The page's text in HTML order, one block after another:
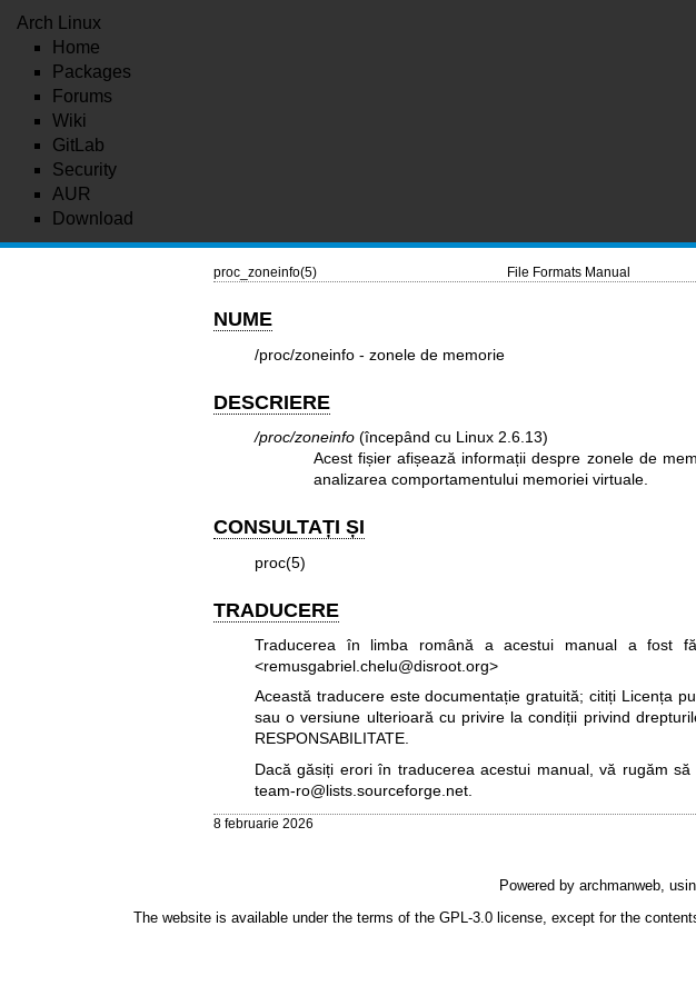
Arch Linux
Home
Packages
Forums
Wiki
GitLab
Security
AUR
Download
proc_zoneinfo(5) File Formats Manual
NUME
/proc/zoneinfo - zonele de memorie
DESCRIERE
/proc/zoneinfo(începând cu Linux 2.6.13)
Acest fișier afișează informații despre zonele de
analizarea comportamentului memoriei virtuale.
CONSULTAȚI ȘI
proc(5)
TRADUCERE
Traducerea în limba română a acestui manual a fost
<remusgabriel.chelu@disroot.org>
Această traducere este documentație gratuită; citiți Licența
sau o versiune ulterioară cu privire la condiții privind
RESPONSABILITATE.
Dacă găsiți erori în traducerea acestui manual, vă rugăm
team-ro@lists.sourceforge.net.
8 februarie 2026
Powered by archmanweb ,
The website is available under the terms of the GPL-3.0license, except for the